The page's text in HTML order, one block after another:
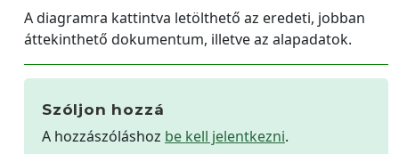
A diagramra kattintva letölthető az eredeti, jobban
áttekinthető dokumentum, illetve az alapadatok.
Szóljon hozzá
A hozzászóláshoz be kell jelentkezni.